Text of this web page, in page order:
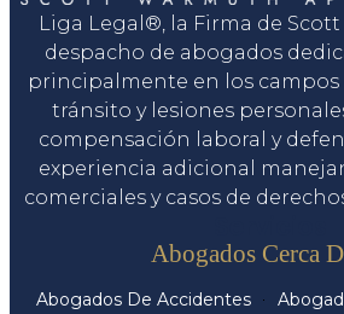
Liga Legal®, la Firma de
despacho de abogados
principalmente en los campos
tránsito y lesiones
compensación laboral y
experiencia adicional
comerciales y casos de
Abogados Cerca
Abogados De Accidentes